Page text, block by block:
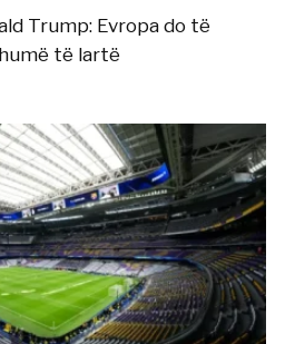
Trump: Evropa do të
të lartë